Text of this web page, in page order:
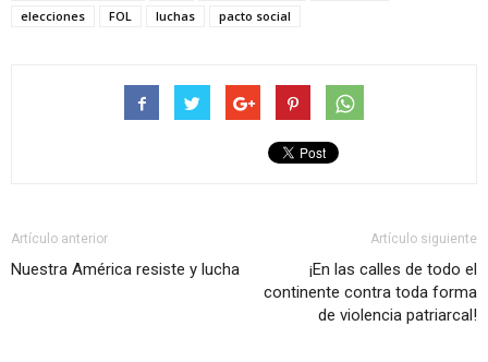
elecciones
FOL luchas pacto social
Artículo anterior
Nuestra América resiste y lucha
Artículo siguiente
¡En las calles de todo el
continente contra toda forma
de violencia patriarcal!